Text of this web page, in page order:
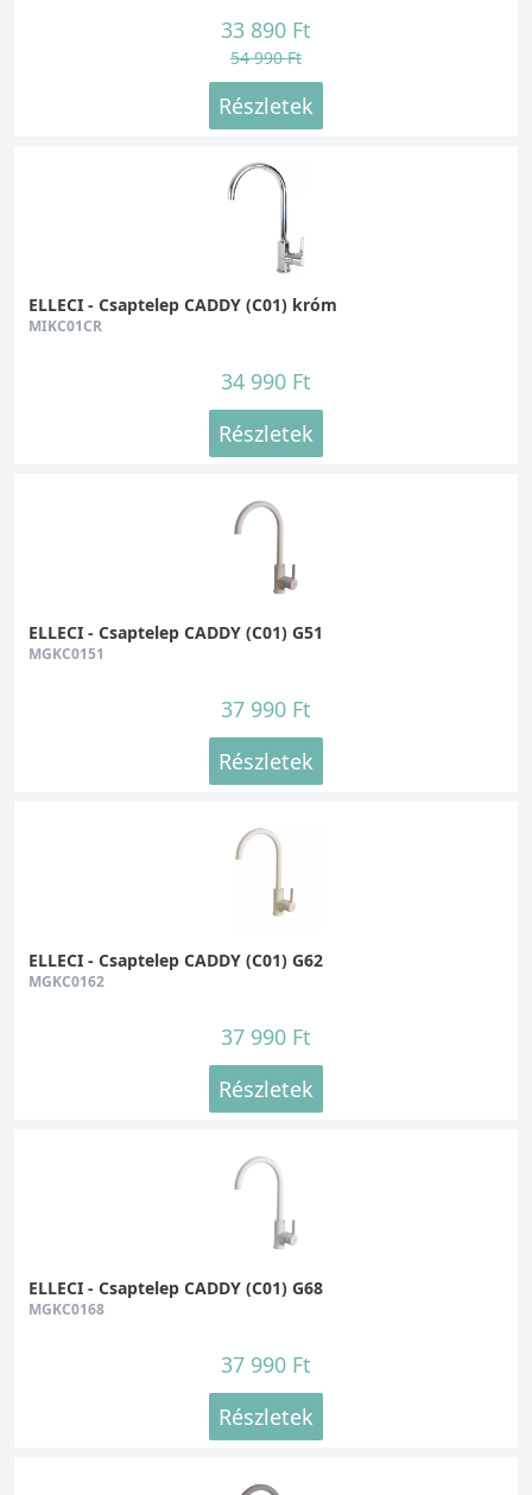
33 890 Ft
54 990 Ft
Részletek
ELLECI - Csaptelep CADDY (C01) króm
MIKC01CR
34 990 Ft
Részletek
ELLECI - Csaptelep CADDY (C01) G51
MGKC0151
37 990 Ft
Részletek
ELLECI - Csaptelep CADDY (C01) G62
MGKC0162
37 990 Ft
Részletek
ELLECI - Csaptelep CADDY (C01) G68
MGKC0168
37 990 Ft
Részletek